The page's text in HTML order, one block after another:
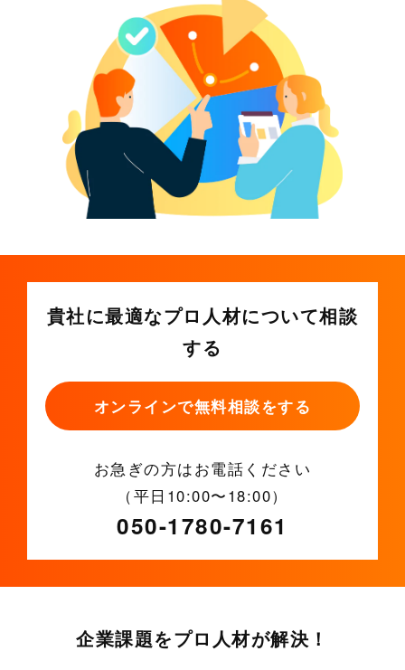
貴社に最適なプロ人材について相談
する
オンラインで無料相談をする
お急ぎの方はお電話ください
（平日10:00〜18:00）
050-1780-7161
企業課題をプロ人材が解決！